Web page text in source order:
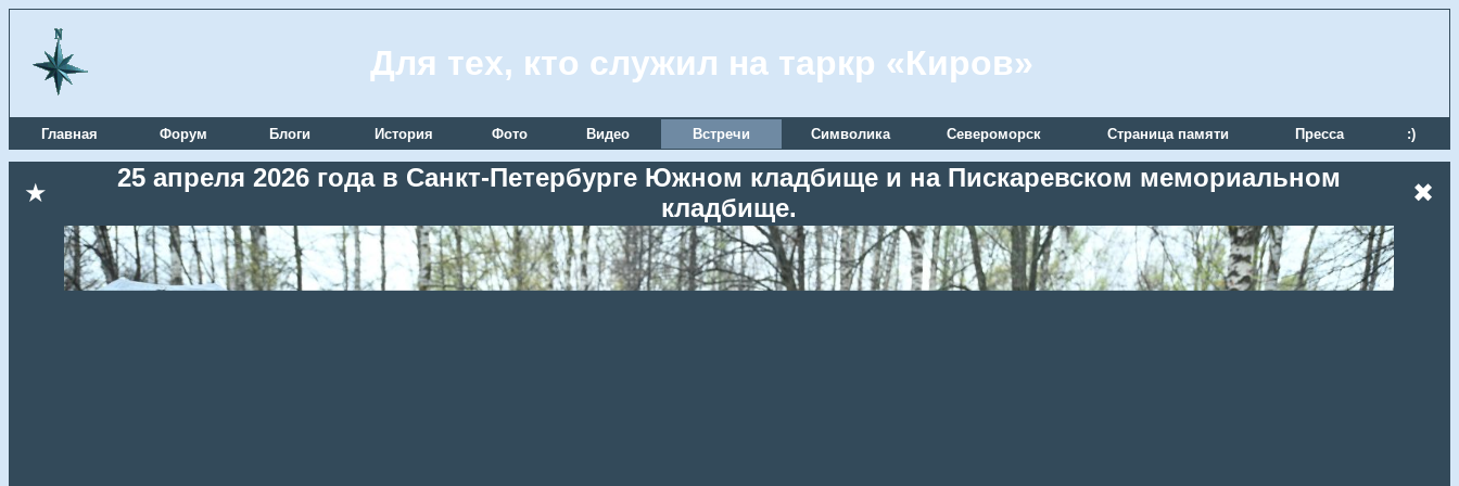
Для тех, кто служил на таркр «Киров»
Главная Форум Блоги История Фото Видео Встречи Символика Североморск Страница памяти Пресса :)
★
25 апреля 2026 года в Санкт-Петербурге Южном кладбище и на Пискаревском мемориальном
кладбище.
✖